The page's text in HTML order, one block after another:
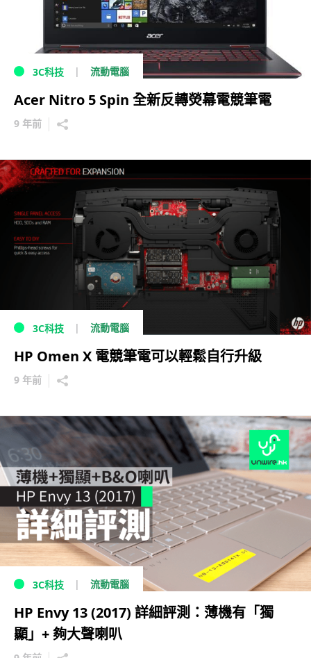
3C科技 流動電腦
Acer Nitro 5 Spin 全新反轉熒幕電競筆電
9 年前
3C科技 流動電腦
HP Omen X 電競筆電可以輕鬆自行升級
9 年前
3C科技 流動電腦
HP Envy 13 (2017) 詳細評測：薄機有「獨
顯」+ 夠大聲喇叭